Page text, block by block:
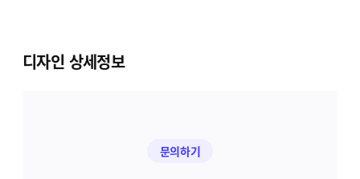
디자인 상세정보
문의하기